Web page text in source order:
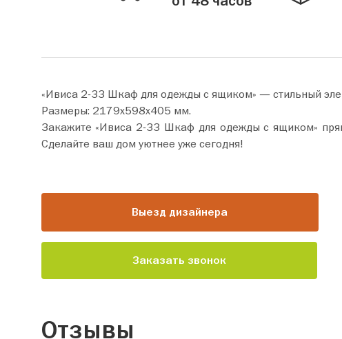
«Ивиса 2-33 Шкаф для одежды с ящиком» — стильный
Размеры: 2179х598х405 мм.
Закажите «Ивиса 2-33 Шкаф для одежды с ящиком» прямо сейчас по цене от 26 570 руб.
Сделайте ваш дом уютнее уже сегодня!
Выезд дизайнера
Заказать звонок
Отзывы